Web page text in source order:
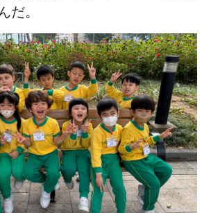
だ。